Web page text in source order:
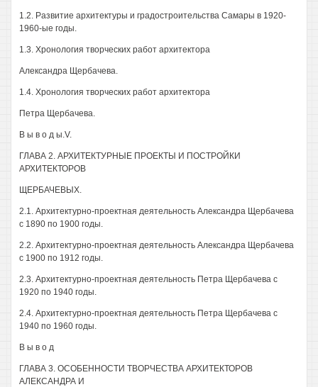
1.2. Развитие архитектуры и градостроительства Самары в 1920-
1960-ые годы.
1.3. Хронология творческих работ архитектора
Александра Щербачева.
1.4. Хронология творческих работ архитектора
Петра Щербачева.
В ы в о д ы.V.
ГЛАВА 2. АРХИТЕКТУРНЫЕ ПРОЕКТЫ И ПОСТРОЙКИ
АРХИТЕКТОРОВ
ЩЕРБАЧЕВЫХ.
2.1. Архитектурно-проектная деятельность Александра Щербачева
с 1890 по 1900 годы.
2.2. Архитектурно-проектная деятельность Александра Щербачева
с 1900 по 1912 годы.
2.3. Архитектурно-проектная деятельность Петра Щербачева с
1920 по 1940 годы.
2.4. Архитектурно-проектная деятельность Петра Щербачева с
1940 по 1960 годы.
В ы в о д
ГЛАВА 3. ОСОБЕННОСТИ ТВОРЧЕСТВА АРХИТЕКТОРОВ
АЛЕКСАНДРА И